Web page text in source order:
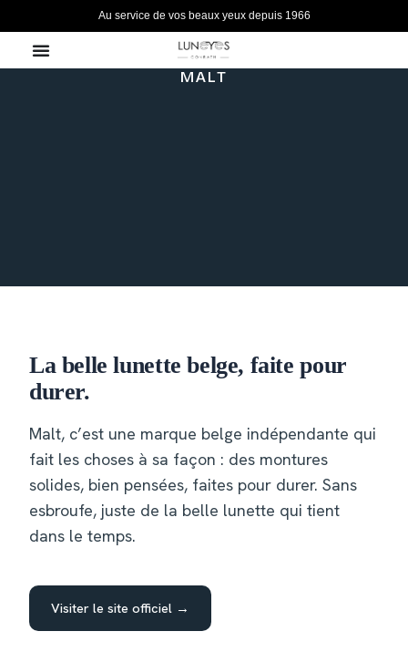
au
contenu
Au service de vos beaux yeux depuis 1966
MALT
La belle lunette belge, faite pour
durer.
Malt, c’est une marque belge indépendante qui
fait les choses à sa façon : des montures
solides, bien pensées, faites pour durer. Sans
esbroufe, juste de la belle lunette qui tient
dans le temps.
Visiter le site officiel →